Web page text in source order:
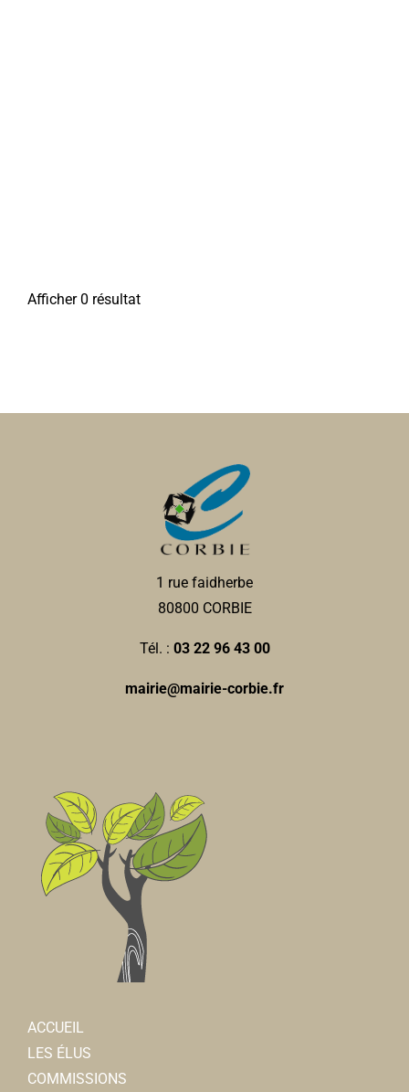
Afficher 0 résultat
1 rue faidherbe
80800 CORBIE
Tél. : 03 22 96 43 00
mairie@mairie-corbie.fr
ACCUEIL
LES ÉLUS
COMMISSIONS